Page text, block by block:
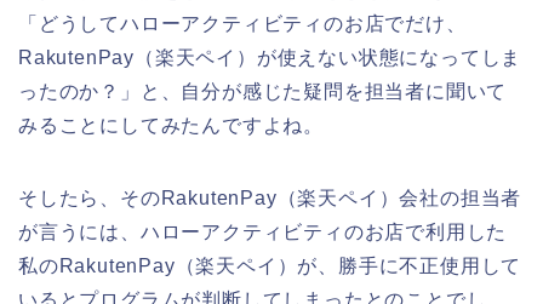
「どうしてハローアクティビティのお店でだけ、
RakutenPay（楽天ペイ）が使えない状態になってしま
ったのか？」と、自分が感じた疑問を担当者に聞いて
みることにしてみたんですよね。
そしたら、そのRakutenPay（楽天ペイ）会社の担当者
が言うには、ハローアクティビティのお店で利用した
私のRakutenPay（楽天ペイ）が、勝手に不正使用して
いるとプログラムが判断してしまったとのことでし